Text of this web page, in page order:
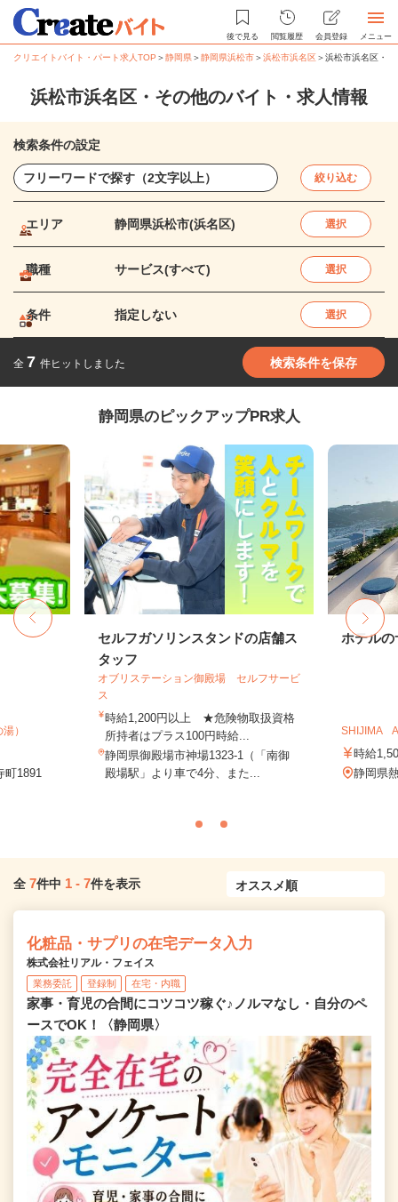
後で見る 閲覧履歴 会員登録 メニュー
クリエイトバイト・パート求人TOP ＞静岡県＞静岡県浜松市＞浜松市浜名区＞浜松市浜名区・
浜松市浜名区・その他のバイト・求人情報
検索条件の設定
絞り込む
エリア 静岡県浜松市(浜名区) 選択
職種 サービス(すべて) 選択
条件 指定しない 選択
全 7 件ヒットしました 検索条件を保存
静岡県のピックアップPR求人
）
町1891
セルフガソリンスタンドの店舗ス
タッフ
オブリステーション御殿場 セルフサービ
ス
時給1,200円以上 ★危険物取扱資格
所持者はプラス100円時給...
静岡県御殿場市神場1323-1（「南御
殿場駅」より車で4分、また...
ホテルの
SHIJIMA
時給
静岡県
全 7件中 1 - 7件を表示
化粧品・サプリの在宅データ入力
株式会社リアル・フェイス
業務委託 登録制 在宅・内職
家事・育児の合間にコツコツ稼ぐ♪ノルマなし・自分のペ
ースでOK！〈静岡県〉